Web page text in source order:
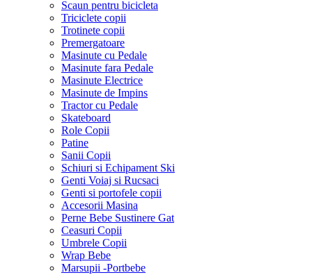
Scaun pentru bicicleta
Triciclete copii
Trotinete copii
Premergatoare
Masinute cu Pedale
Masinute fara Pedale
Masinute Electrice
Masinute de Impins
Tractor cu Pedale
Skateboard
Role Copii
Patine
Sanii Copii
Schiuri si Echipament Ski
Genti Voiaj si Rucsaci
Genti si portofele copii
Accesorii Masina
Perne Bebe Sustinere Gat
Ceasuri Copii
Umbrele Copii
Wrap Bebe
Marsupii -Portbebe